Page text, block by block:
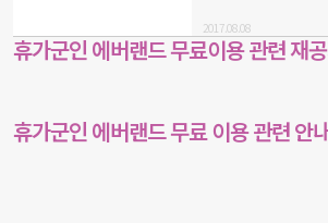
2017.08.08
휴가군인 에버랜드 무료이용 관련 재
휴가군인 에버랜드 무료 이용 관련 안